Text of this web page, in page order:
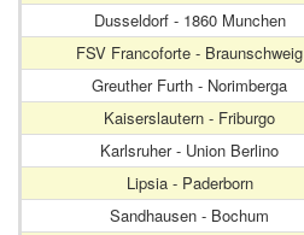
Dusseldorf - 1860 Munchen
FSV Francoforte - Braunschweig
Greuther Furth - Norimberga
Kaiserslautern - Friburgo
Karlsruher - Union Berlino
Lipsia - Paderborn
Sandhausen - Bochum